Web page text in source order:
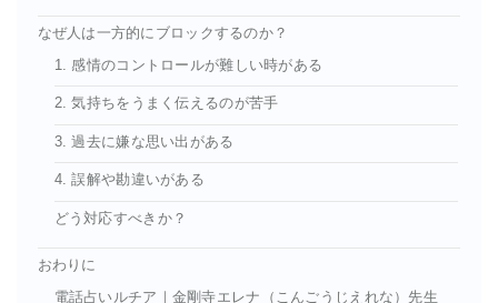
なぜ人は一方的にブロックするのか？
1. 感情のコントロールが難しい時がある
2. 気持ちをうまく伝えるのが苦手
3. 過去に嫌な思い出がある
4. 誤解や勘違いがある
どう対応すべきか？
おわりに
電話占いルチア｜金剛寺エレナ（こんごうじえれな）先生